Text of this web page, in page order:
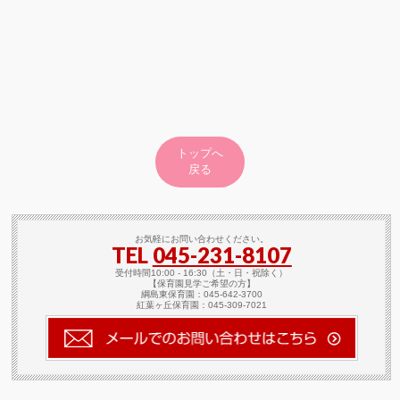
トップへ
戻る
お気軽にお問い合わせください。
TEL 045-231-8107
受付時間10:00 - 16:30（土・日・祝除く）
【保育園見学ご希望の方】
綱島東保育園：045-642-3700
紅葉ヶ丘保育園：045-309-7021